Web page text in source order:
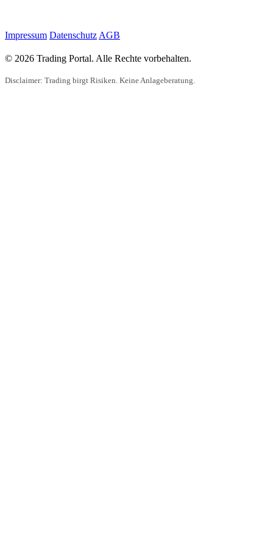
Impressum Datenschutz AGB
© 2026 Trading Portal. Alle Rechte vorbehalten.
Disclaimer: Trading birgt Risiken. Keine Anlageberatung.